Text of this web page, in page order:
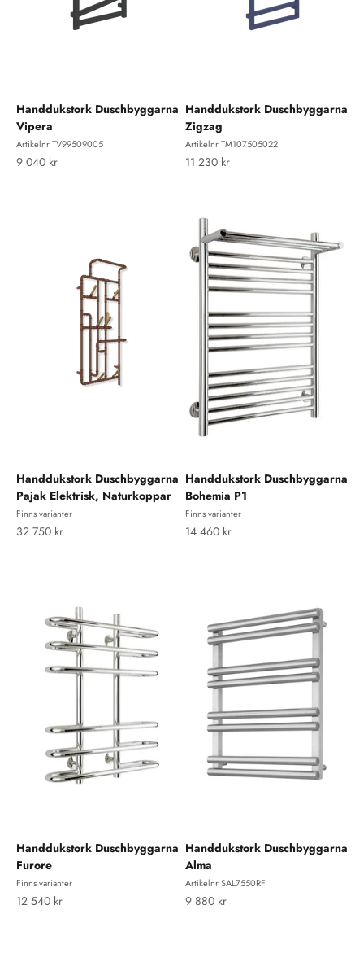
Handdukstork Duschbyggarna
Vipera
Artikelnr TV99509005
REA-pris
9 040 kr
Handdukstork Duschbyggarna
Zigzag
Artikelnr TM107505022
REA-pris
11 230 kr
Handdukstork Duschbyggarna
Pajak Elektrisk, Naturkoppar
Finns varianter
REA-pris
32 750 kr
Handdukstork Duschbyggarna
Bohemia P1
Finns varianter
REA-pris
14 460 kr
Handdukstork Duschbyggarna
Furore
Finns varianter
REA-pris
12 540 kr
Handdukstork Duschbyggarna
Alma
Artikelnr SAL7550RF
REA-pris
9 880 kr